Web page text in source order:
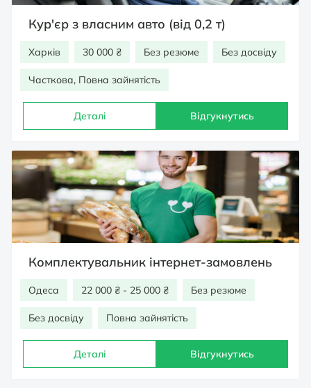
Кур'єр з власним авто (від 0,2 т)
Харків 30 000 ₴ Без резюме Без досвіду
Часткова, Повна зайнятість
Деталі Відгукнутись
Комплектувальник інтернет-замовлень
Одеса 22 000 ₴ - 25 000 ₴ Без резюме
Без досвіду Повна зайнятість
Деталі Відгукнутись